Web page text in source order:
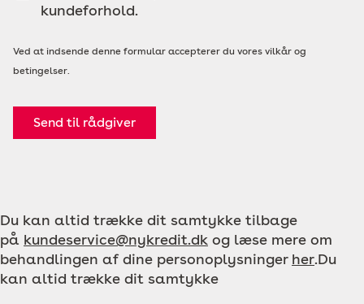
kundeforhold.
Ved at indsende denne formular accepterer du vores vilkår og
betingelser.
Send til rådgiver
Du kan altid trække dit samtykke tilbage
på kundeservice@nykredit.dk og læse mere om
behandlingen af dine personoplysninger her.Du
kan altid trække dit samtykke